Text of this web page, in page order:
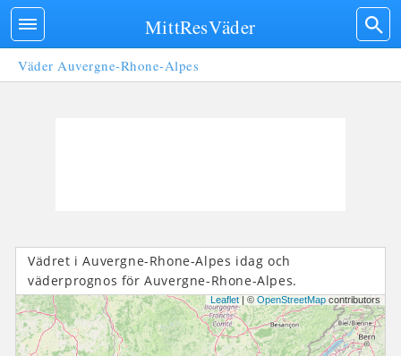
Väder Auvergne-Rhone-Alpes
Vädret i Auvergne-Rhone-Alpes idag och
väderprognos för Auvergne-Rhone-Alpes.
Leaflet | © OpenStreetMapcontributors
MittResVäder